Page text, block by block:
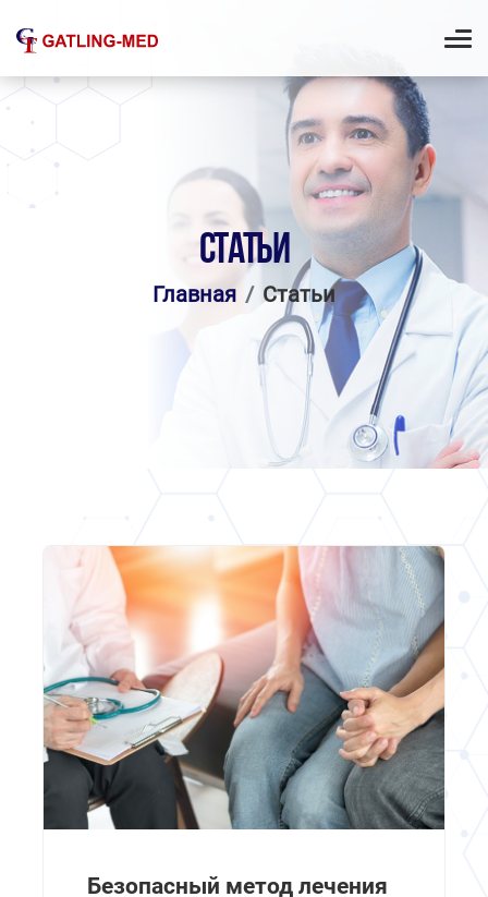
СТАТЬИ
Главная Статьи
Безопасный метод лечения